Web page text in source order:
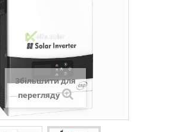
Збільшити для
перегляду